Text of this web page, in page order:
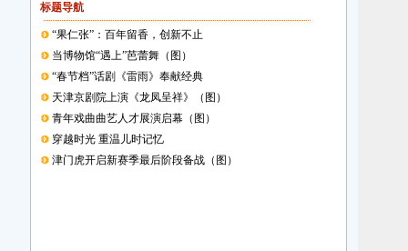
标题导航
“果仁张”：百年留香，创新不止
当博物馆“遇上”芭蕾舞（图）
“春节档”话剧《雷雨》奉献经典
天津京剧院上演《龙凤呈祥》（图）
青年戏曲曲艺人才展演启幕（图）
穿越时光 重温儿时记忆
津门虎开启新赛季最后阶段备战（图）